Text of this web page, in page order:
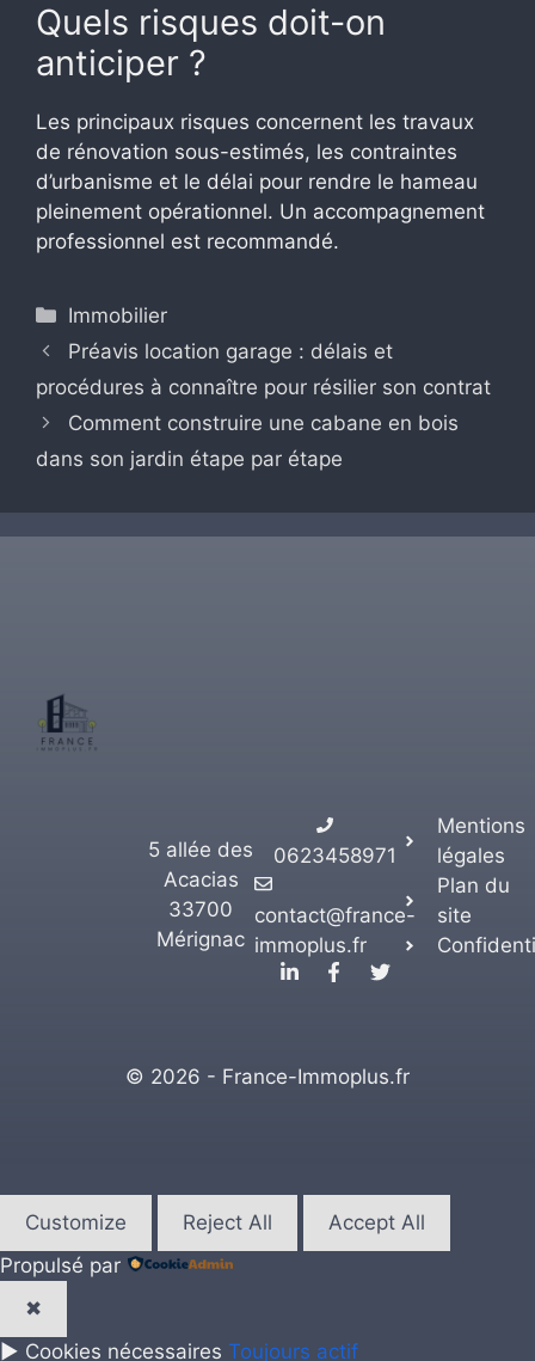
Quels risques doit-on
anticiper ?
Les principaux risques concernent les travaux
de rénovation sous-estimés, les contraintes
d’urbanisme et le délai pour rendre le hameau
pleinement opérationnel. Un accompagnement
professionnel est recommandé.
Catégories
Immobilier
Préavis location garage : délais et
procédures à connaître pour résilier son contrat
Comment construire une cabane en bois
dans son jardin étape par étape
5 allée des
Acacias
33700
Mérignac
0623458971
contact@france-
immoplus.fr
Mentions
légales
Plan du
site
© 2026 - France-Immoplus.fr
Customize Reject All
Accept All
Propulsé par
✖
► Cookies nécessaires Toujours actif